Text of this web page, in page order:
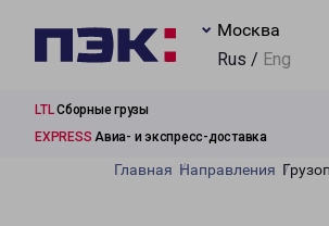
Москва
Rus / Eng
LTLСборные грузы
EXPRESS Авиа- и экспресс-доставка
Главная Направления